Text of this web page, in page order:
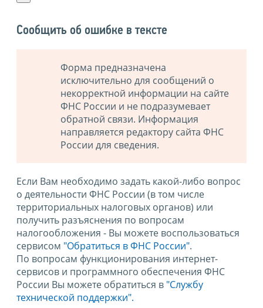
Сообщить об ошибке в тексте
Форма предназначена
исключительно для сообщений о
некорректной информации на сайте
ФНС России и не подразумевает
обратной связи. Информация
направляется редактору сайта ФНС
России для сведения.
Если Вам необходимо задать какой-либо вопрос
о деятельности ФНС России (в том числе
территориальных налоговых органов) или
получить разъяснения по вопросам
налогообложения - Вы можете воспользоваться
сервисом "Обратиться в ФНС России".
По вопросам функционирования интернет-
сервисов и программного обеспечения ФНС
России Вы можете обратиться в "Службу
технической поддержки".